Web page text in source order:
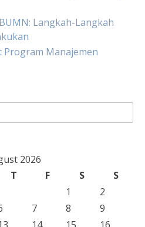
Langkah-Langkah
Manajemen
2026
T F S
S
1
2
7 8
9